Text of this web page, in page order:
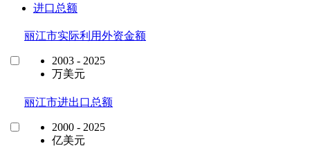
进口总额
丽江市实际利用外资金额
2003 - 2025
万美元
丽江市进出口总额
2000 - 2025
亿美元